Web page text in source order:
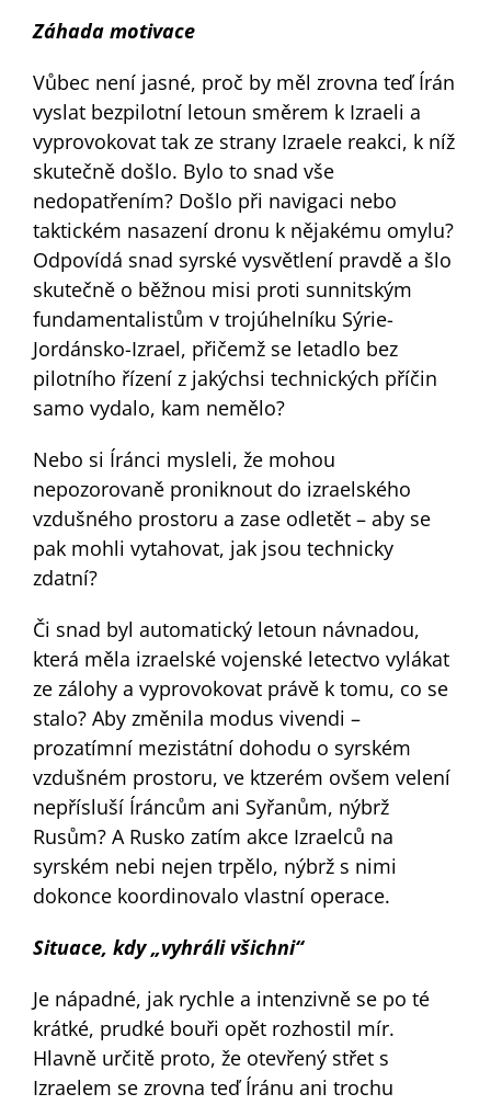
Záhada motivace
Vůbec není jasné, proč by měl zrovna teď Írán
vyslat bezpilotní letoun směrem k Izraeli a
vyprovokovat tak ze strany Izraele reakci, k níž
skutečně došlo. Bylo to snad vše
nedopatřením? Došlo při navigaci nebo
taktickém nasazení dronu k nějakému omylu?
Odpovídá snad syrské vysvětlení pravdě a šlo
skutečně o běžnou misi proti sunnitským
fundamentalistům v trojúhelníku Sýrie-
Jordánsko-Izrael, přičemž se letadlo bez
pilotního řízení z jakýchsi technických příčin
samo vydalo, kam nemělo?
Nebo si Íránci mysleli, že mohou
nepozorovaně proniknout do izraelského
vzdušného prostoru a zase odletět – aby se
pak mohli vytahovat, jak jsou technicky
zdatní?
Či snad byl automatický letoun návnadou,
která měla izraelské vojenské letectvo vylákat
ze zálohy a vyprovokovat právě k tomu, co se
stalo? Aby změnila modus vivendi –
prozatímní mezistátní dohodu o syrském
vzdušném prostoru, ve ktzerém ovšem velení
nepřísluší Íráncům ani Syřanům, nýbrž
Rusům? A Rusko zatím akce Izraelců na
syrském nebi nejen trpělo, nýbrž s nimi
dokonce koordinovalo vlastní operace.
Situace, kdy „vyhráli všichni“
Je nápadné, jak rychle a intenzivně se po té
krátké, prudké bouři opět rozhostil mír.
Hlavně určitě proto, že otevřený střet s
Izraelem se zrovna teď Íránu ani trochu